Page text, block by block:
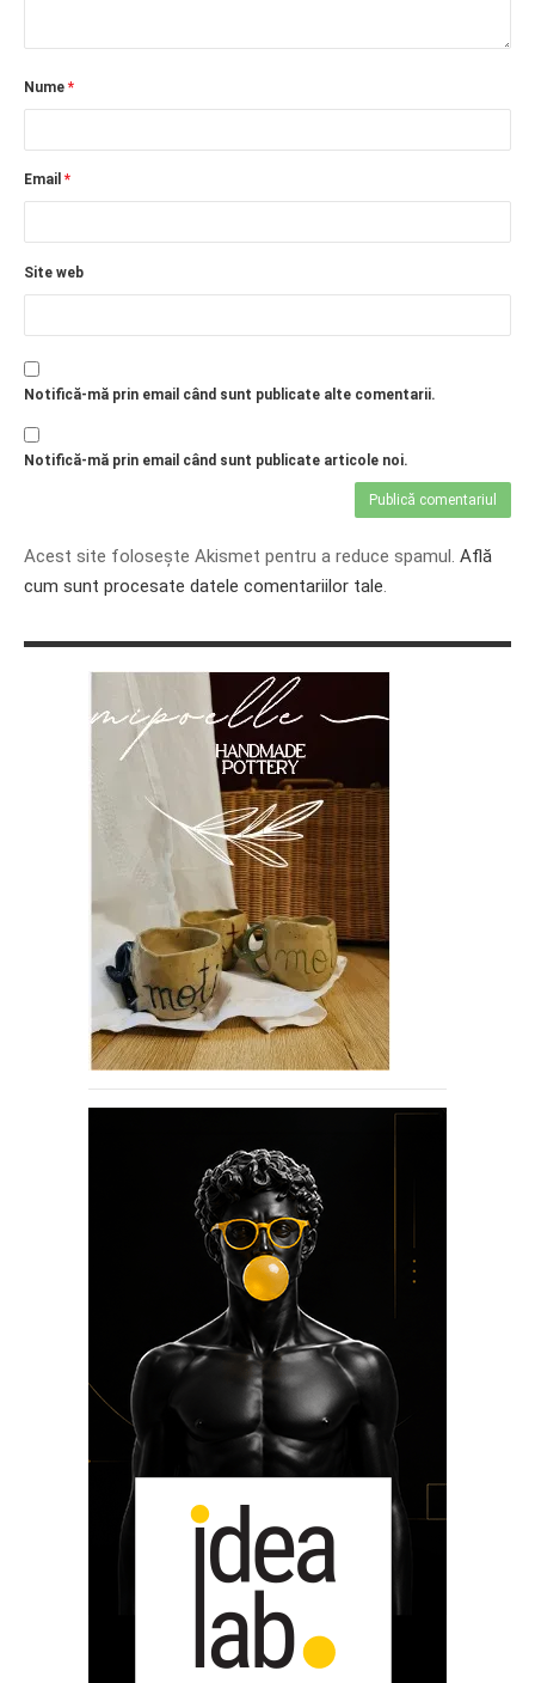
Nume *
Email *
Site web
Notifică-mă prin email când sunt publicate alte comentarii.
Notifică-mă prin email când sunt publicate articole noi.
Acest site folosește Akismet pentru a reduce spamul. Află
cum sunt procesate datele comentariilor tale.